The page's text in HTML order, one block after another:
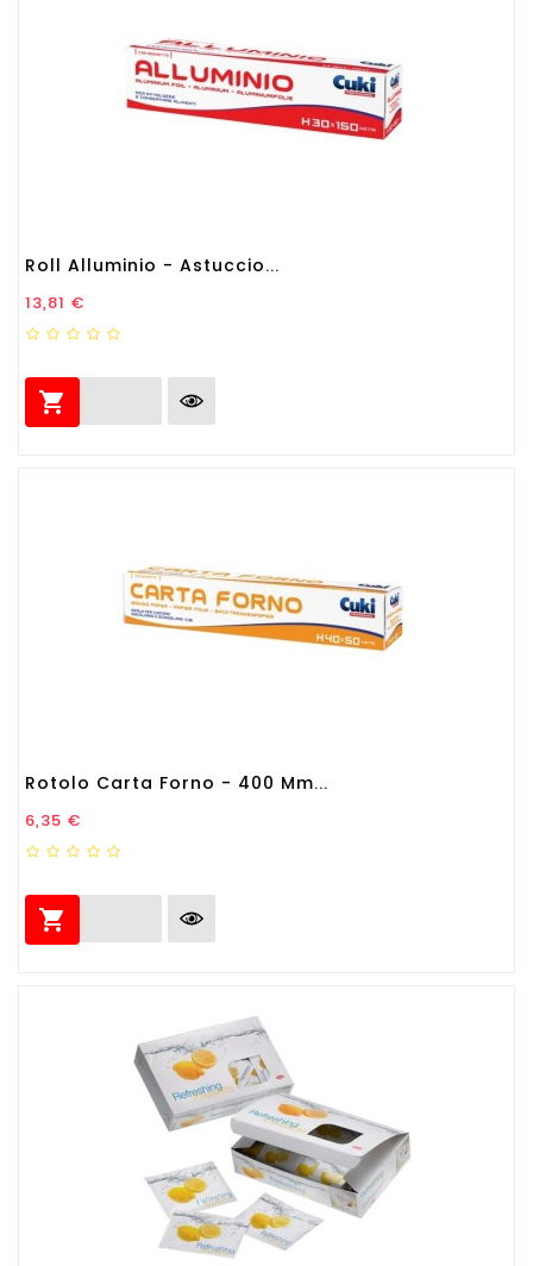
Roll Alluminio - Astuccio...
Prezzo
13,81 €

Rotolo Carta Forno - 400 Mm...
Prezzo
6,35 €
